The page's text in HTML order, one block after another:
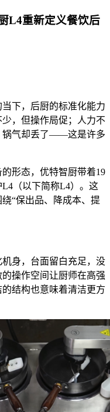
L4重新定义餐饮后
下，后厨的标准化能力
，但操作局促；人力不
锅气却丢了——这是许多
形态，优特智厨带着19
（以下简称L4）。这
“保出品、降成本、提
身，台面留白充足，没
操作空间让厨师在高强
结构也意味着清洁更方